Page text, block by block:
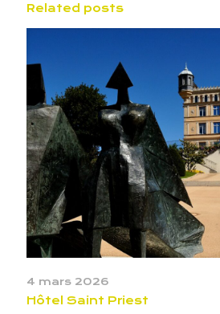
Related posts
4 mars 2026
Hôtel Saint Priest